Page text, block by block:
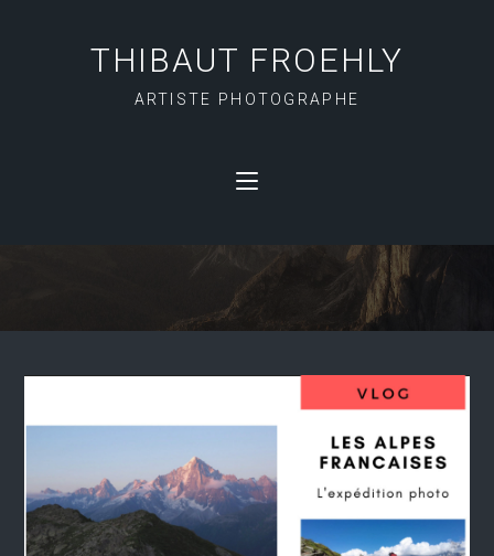
THIBAUT FROEHLY
ARTISTE PHOTOGRAPHE
AIGUILLE VERTE